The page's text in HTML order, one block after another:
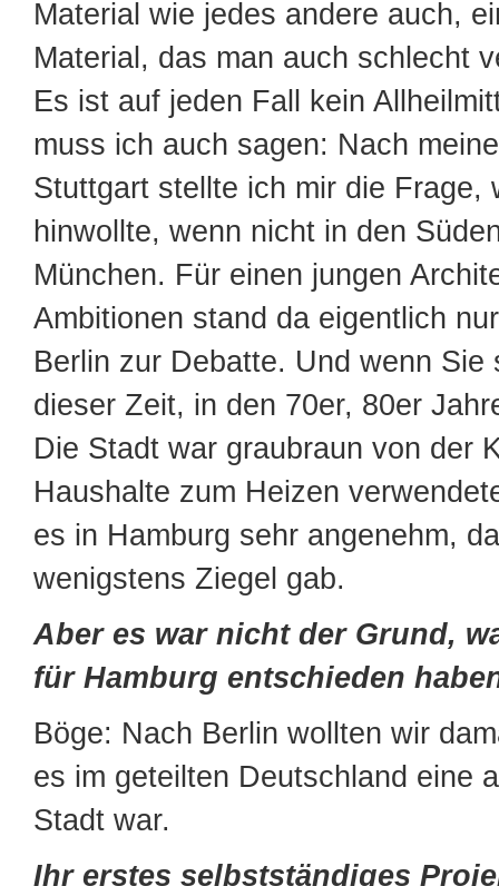
Material wie jedes andere auch,
Material, das man auch schlecht
Es ist auf jeden Fall kein
muss ich auch sagen: Nach
Stuttgart stellte ich mir die Frage,
hinwollte, wenn nicht in den
München. Für einen jungen
Ambitionen stand da eigentlich
Berlin zur Debatte. Und wenn Sie
dieser Zeit, in den 70er, 80er
Die Stadt war graubraun von der
Haushalte zum Heizen
es in Hamburg sehr angenehm,
wenigstens Ziegel gab.
Aber es war nicht der Grund,
für Hamburg entschieden
Böge: Nach Berlin wollten wir
es im geteilten Deutschland eine
Stadt war.
Ihr erstes selbstständiges